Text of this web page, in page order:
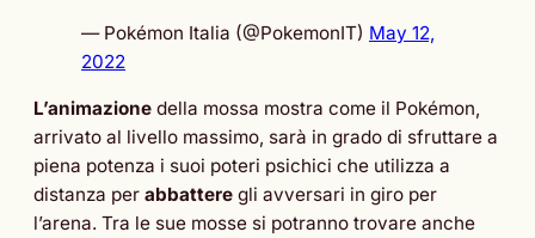
— Pokémon Italia (@PokemonIT) May 12,
2022
L’animazione della mossa mostra come il Pokémon,
arrivato al livello massimo, sarà in grado di sfruttare a
piena potenza i suoi poteri psichici che utilizza a
distanza per abbattere gli avversari in giro per
l’arena. Tra le sue mosse si potranno trovare anche